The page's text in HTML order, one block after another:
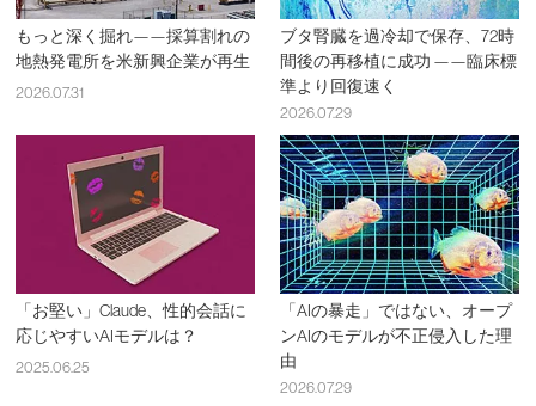
もっと深く掘れ——採算割れの
地熱発電所を米新興企業が再生
2026.07.31
ブタ腎臓を過冷却で保存、72時
間後の再移植に成功 ——臨床標
準より回復速く
2026.07.29
「お堅い」Claude、性的会話に
応じやすいAIモデルは？
2025.06.25
「AIの暴走」ではない、オープ
ンAIのモデルが不正侵入した理
由
2026.07.29